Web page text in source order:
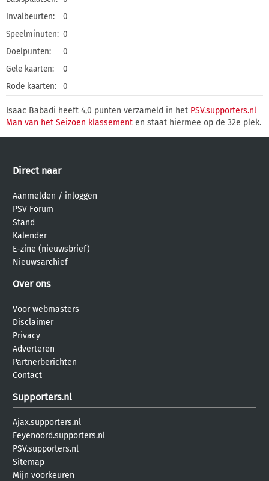
Invalbeurten:
0
Speelminuten: 0
Doelpunten:
0
Gele kaarten:
0
Rode kaarten:
0
Isaac Babadi heeft 4,0 punten verzameld in het PSV.supporters.nl
Man van het Seizoen klassement en staat hiermee op de 32e plek.
Direct naar
Aanmelden / inloggen
PSV Forum
Stand
Kalender
E-zine (nieuwsbrief)
Nieuwsarchief
Over ons
Voor webmasters
Disclaimer
Privacy
Adverteren
Partnerberichten
Contact
Supporters.nl
Ajax.supporters.nl
Feyenoord.supporters.nl
PSV.supporters.nl
Sitemap
Mijn voorkeuren